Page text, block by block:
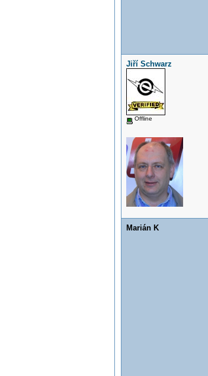
Jiří Schwarz
Offline
Marián K